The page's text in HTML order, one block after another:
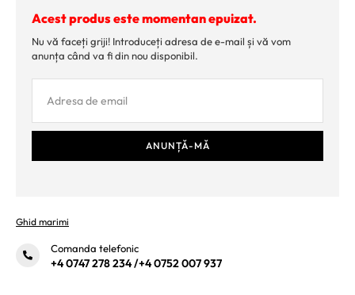
Acest produs este momentan epuizat.
Nu vă faceți griji! Introduceți adresa de e-mail și vă vom
anunța când va fi din nou disponibil.
Ghid marimi
Comanda telefonic
+4 0747 278 234/+4 0752 007 937